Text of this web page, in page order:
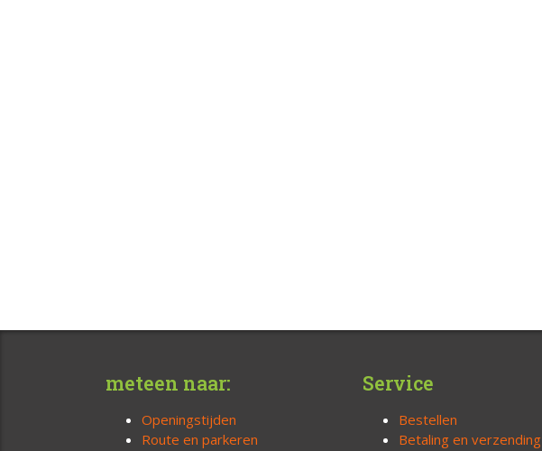
meteen naar:
Openingstijden
Route en parkeren
Service
Bestellen
Betaling en verzending